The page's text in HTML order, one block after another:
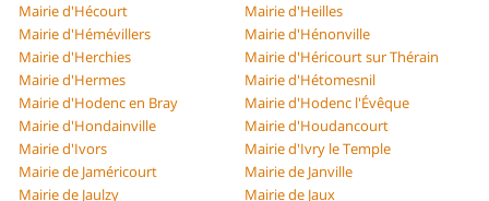
Mairie d'Hécourt
Mairie d'Heilles
Mairie d'Hémévillers
Mairie d'Hénonville
Mairie d'Herchies
Mairie d'Héricourt sur Thérain
Mairie d'Hermes
Mairie d'Hétomesnil
Mairie d'Hodenc en Bray
Mairie d'Hodenc l'Évêque
Mairie d'Hondainville
Mairie d'Houdancourt
Mairie d'Ivors
Mairie d'Ivry le Temple
Mairie de Jaméricourt
Mairie de Janville
Mairie de Jaulzy
Mairie de Jaux